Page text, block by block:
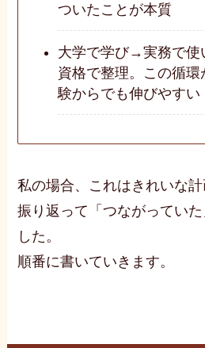
ついたことが本質
大学で学び→実務で
資格で整理。この循
験からでも伸びやすい
私の場合、これはきれいな
振り返って「つながってい
した。
順番に書いていきます。